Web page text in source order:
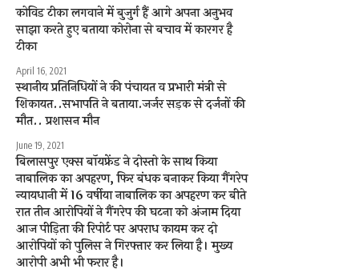
कोविड टीका लगवाने में बुजुर्ग हैं आगे अपना अनुभव
साझा करते हुए बताया कोरोना से बचाव में कारगर है
टीका
April 16, 2021
स्थानीय प्रतिनिधियों ने की पंचायत व प्रभारी मंत्री से
शिकायत..सभापति ने बताया.जर्जर सड़क से दर्जनों की
मौत.. प्रशासन मौन
June 19, 2021
बिलासपुर एक्स बॉयफ्रेंड ने दोस्तो के साथ किया
नाबालिक का अपहरण, फिर बंधक बनाकर किया गैंगरेप
न्यायधानी में 16 वर्षीया नाबालिक का अपहरण कर बीते
रात तीन आरोपियों ने गैंगरेप की घटना को अंजाम दिया
आज पीड़िता की रिपोर्ट पर अपराध कायम कर दो
आरोपियों को पुलिस ने गिरफ्तार कर लिया है। मुख्य
आरोपी अभी भी फरार है।